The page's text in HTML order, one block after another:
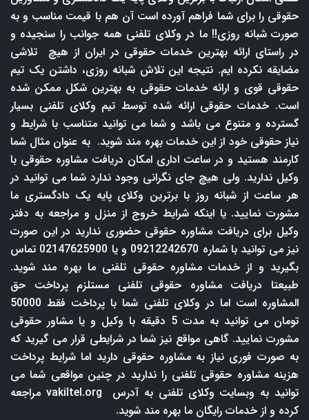
حقوقی را برای شما فراهم آورده است آن هم با قیمت مناسب و به
صورت شبانه روزی!! ما در وکلای تلفنی همه جوانب را سنجیده و
در راستای ارائه بهترین خدمات حقوقی در ایران از هیچ تلاشی
مضایقه نکرده ایم. نتیجه این تلاش شبانه روزی، داشتن یک تیم
حقوقی قوی و ارائه خدمات حقوقی به بهترین شکل ممکن شده
است. خدمات حقوقی ارائه شده توسط تیم وکلای تلفنی بسیار
گسترده و متنوع می باشد و شما می توانید متناسب با شرایط و
نیاز حقوقی خود از این خدمات بهره مند شوید. به عنوان مثال شما
کارمند هستید و در ساعت اداری امکان دریافت مشاوره حقوقی با
وکیل ندارید. ولی هیچ جای نگرانی وجود ندارد شما می توانید در
هر ساعت از شبانه روز با برترین وکلای پایه یک دادگستری ما
مشورت نمایید. یا اینکه شرایط خروج از منزل و مراجعه به دفتر
وکیل برای دریافت مشاوره حقوقی حضوری ندارید در این صورت
نیز می توانید با شماره 09212242670 و یا 02147625900 تماس
بگیرید و از خدمات مشاوره حقوقی تلفنی ما بهره مند شوید.
طبیعتا دریافت مشاوره حقوقی تلفنی مستلزم پرداخت حق
المشاوره است اما در وکلای تلفنی شما با پرداخت فقط 50000
تومان می توانید به مدت 5 دقیقه با وکیل و یا مشاور حقوقی
مشورت نمایید. گاهی مواقع نیز شما در شرایطی قرار می گیرید که
به صورت فوری نیاز به مشاوره حقوقی دارید اما شرایط پرداخت
هزینه مشاوره حقوقی تلفنی را ندارید در چنین مواقعی شما می
توانید به وبسایت وکلای تلفنی به آدرس
vakiltel.org مراجعه
کرده و از خدمات رایگان ما بهره مند شوید.